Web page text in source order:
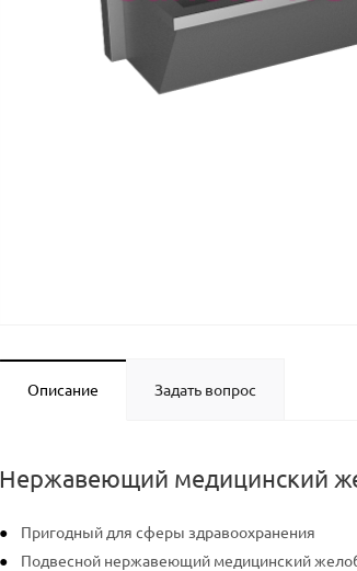
Описание Задать вопрос
Нержавеющий медицинский
Пригодный для сферы здравоохранения
Подвесной нержавеющий медицинский